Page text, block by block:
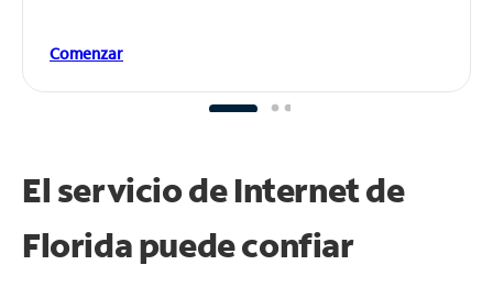
Comenzar
El servicio de Internet de
Florida puedeconfiar